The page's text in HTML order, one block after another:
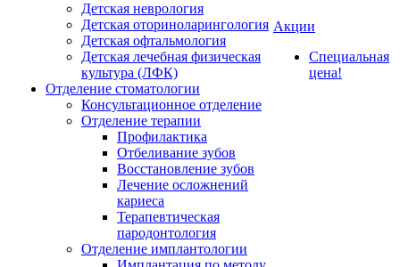
Детская неврология
Детская оториноларингология
Детская офтальмология
Детская лечебная физическая
культура (ЛФК)
Отделение стоматологии
Консультационное отделение
Отделение терапии
Профилактика
Отбеливание зубов
Восстановление зубов
Лечение осложнений
кариеса
Терапевтическая
пародонтология
Отделение имплантологии
Акции
Специальная
цена!